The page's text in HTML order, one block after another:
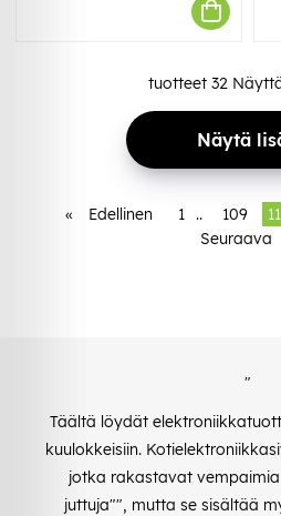
tuotteet 32
Näytä
« Edellinen 1 .. 109
Seuraava
"
Täältä löydät
kuulokkeisiin.
jotka rakastavat
juttuja"", mutta se sisältää